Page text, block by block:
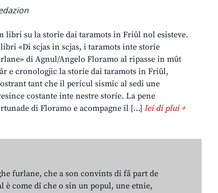
libri su la storie dai taramots in Friûl nol esisteve.
«Di scjas in scjas, i taramots inte storie
di Agnul/Angelo Floramo al ripasse in mût
e cronologjic la storie dai taramots in Friûl,
tant che il pericul sismic al sedi une
costante inte nestre storie. La pene
di Floramo e acompagne il […]lei di plui +
furlane, che a son convints di fâ part de
è come dî che o sin un popul, une etnie,